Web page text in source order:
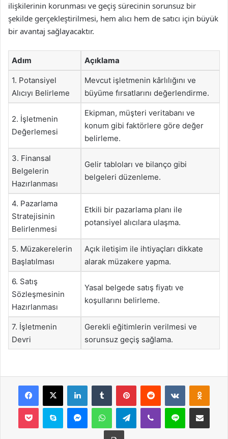
ilişkilerinin korunması ve geçiş sürecinin sorunsuz bir
şekilde gerçekleştirilmesi, hem alıcı hem de satıcı için büyük
bir avantaj sağlayacaktır.
Adım Açıklama
1. Potansiyel
Alıcıyı Belirleme
Mevcut işletmenin kârlılığını ve
büyüme fırsatlarını değerlendirme.
2. İşletmenin
Değerlemesi
Ekipman, müşteri veritabanı ve
konum gibi faktörlere göre değer
belirleme.
3. Finansal
Belgelerin
Hazırlanması
Gelir tabloları ve bilanço gibi
belgeleri düzenleme.
4. Pazarlama
Stratejisinin
Belirlenmesi
Etkili bir pazarlama planı ile
potansiyel alıcılara ulaşma.
5. Müzakerelerin
Başlatılması
Açık iletişim ile ihtiyaçları dikkate
alarak müzakere yapma.
6. Satış
Sözleşmesinin
Hazırlanması
Yasal belgede satış fiyatı ve
koşullarını belirleme.
7. İşletmenin
Devri
Gerekli eğitimlerin verilmesi ve
sorunsuz geçiş sağlama.
Facebook
X LinkedInTumblr PinterestReddit VKontakte
Pocket Skype MessengerWhatsAppTelegramViber Line E-Posta ile
Yazdır